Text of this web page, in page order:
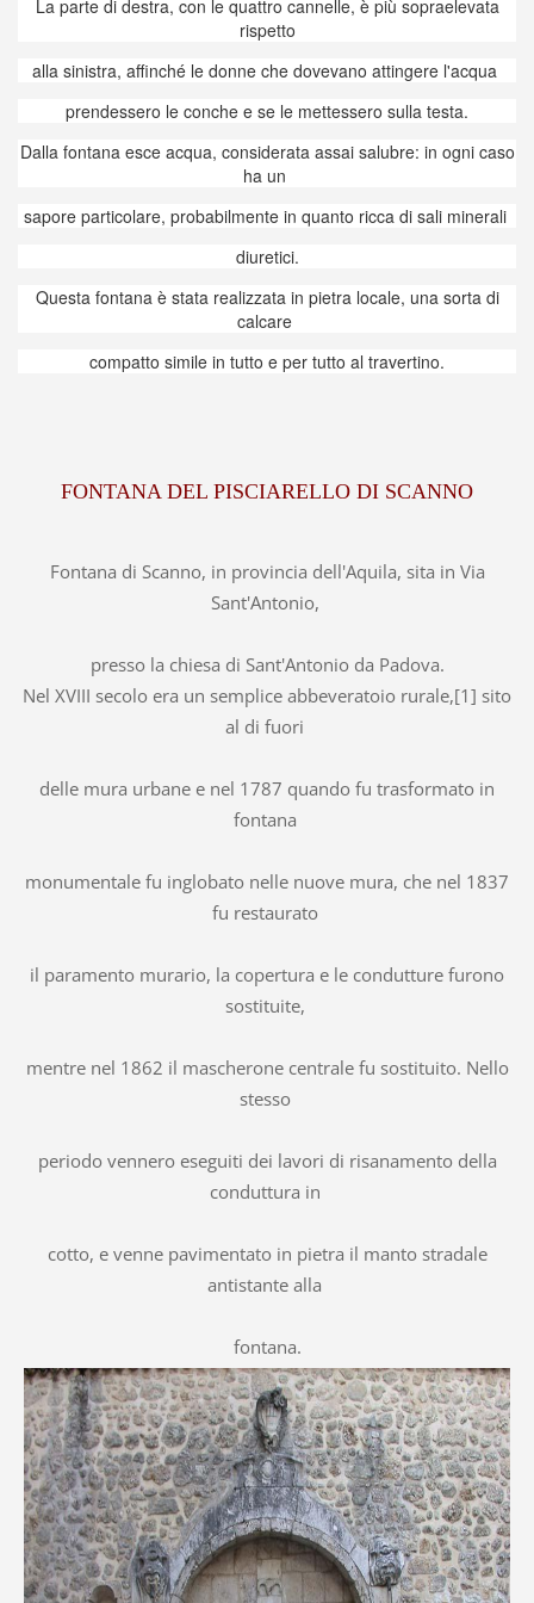
La parte di destra, con le quattro cannelle, è più sopraelevata
rispetto
alla sinistra, affinché le donne che dovevano attingere l'acqua
prendessero le conche e se le mettessero sulla testa.
Dalla fontana esce acqua, considerata assai salubre: in ogni caso
ha un
sapore particolare, probabilmente in quanto ricca di sali minerali
diuretici.
Questa fontana è stata realizzata in pietra locale, una sorta di
calcare
compatto simile in tutto e per tutto al travertino.
FONTANA DEL PISCIARELLO DI SCANNO
Fontana di Scanno, in provincia dell'Aquila, sita in Via
Sant'Antonio,
presso la chiesa di Sant'Antonio da Padova.
Nel XVIII secolo era un semplice abbeveratoio rurale,[1] sito
al di fuori
delle mura urbane e nel 1787 quando fu trasformato in
fontana
monumentale fu inglobato nelle nuove mura, che nel 1837
fu restaurato
il paramento murario, la copertura e le condutture furono
sostituite,
mentre nel 1862 il mascherone centrale fu sostituito. Nello
stesso
periodo vennero eseguiti dei lavori di risanamento della
conduttura in
cotto, e venne pavimentato in pietra il manto stradale
antistante alla
fontana.